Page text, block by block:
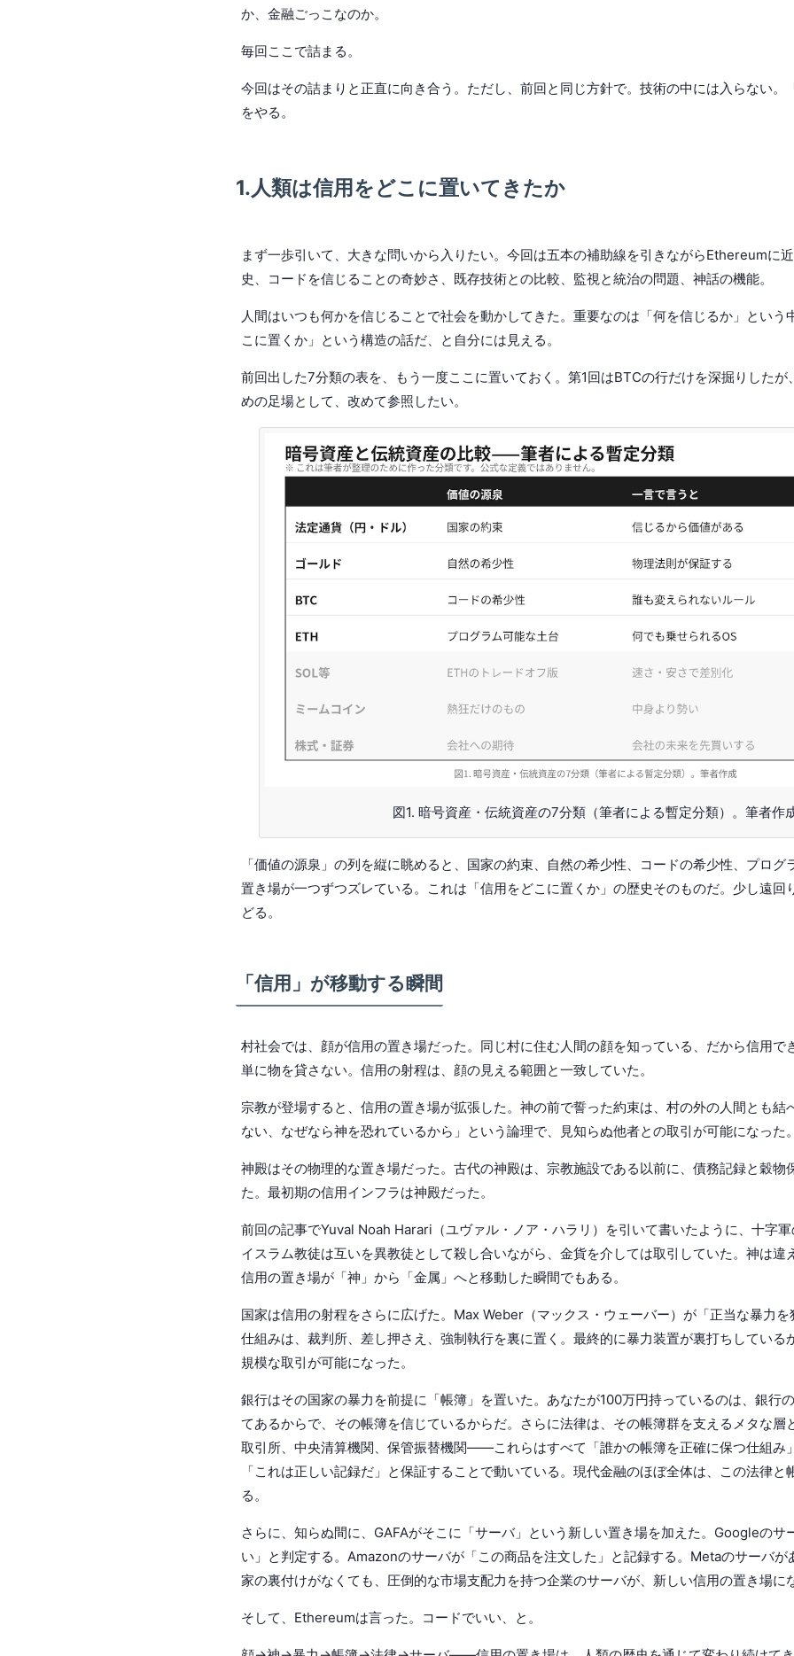
か、金融ごっこなのか。
毎回ここで詰まる。
今回はその詰まりと正直に向き合う。ただし、前回と同じ方針で。技術の中には入らない。
をやる。
1.人類は信用をどこに置いてきたか
まず一歩引いて、大きな問いから入りたい。今回は五本の補助線を引きながらEthereumに
史、コードを信じることの奇妙さ、既存技術との比較、監視と統治の問題、神話の機能。
人間はいつも何かを信じることで社会を動かしてきた。重要なのは「何を信じるか」という
こに置くか」という構造の話だ、と自分には見える。
前回出した7分類の表を、もう一度ここに置いておく。第1回はBTCの行だけを深掘りした
めの足場として、改めて参照したい。
図1. 暗号資産・伝統資産の7分類（筆者による暫定分類）。筆者作
「価値の源泉」の列を縦に眺めると、国家の約束、自然の希少性、コードの希少性、プロ
置き場が一つずつズレている。これは「信用をどこに置くか」の歴史そのものだ。少し遠回
どる。
「信用」が移動する瞬間
村社会では、顔が信用の置き場だった。同じ村に住む人間の顔を知っている、だから信用で
単に物を貸さない。信用の射程は、顔の見える範囲と一致していた。
宗教が登場すると、信用の置き場が拡張した。神の前で誓った約束は、村の外の人間とも結
ない、なぜなら神を恐れているから」という論理で、見知らぬ他者との取引が可能になった
神殿はその物理的な置き場だった。古代の神殿は、宗教施設である以前に、債務記録と穀物
た。最初期の信用インフラは神殿だった。
前回の記事でYuval Noah Harari（ユヴァル・ノア・ハラリ）を引いて書いたように、十字
イスラム教徒は互いを異教徒として殺し合いながら、金貨を介しては取引していた。神は違
信用の置き場が「神」から「金属」へと移動した瞬間でもある。
国家は信用の射程をさらに広げた。Max Weber（マックス・ウェーバー）が「正当な暴力
仕組みは、裁判所、差し押さえ、強制執行を裏に置く。最終的に暴力装置が裏打ちしている
規模な取引が可能になった。
銀行はその国家の暴力を前提に「帳簿」を置いた。あなたが100万円持っているのは、銀行
てあるからで、その帳簿を信じているからだ。さらに法律は、その帳簿群を支えるメタな層
取引所、中央清算機関、保管振替機関——これらはすべて「誰かの帳簿を正確に保つ仕組み
「これは正しい記録だ」と保証することで動いている。現代金融のほぼ全体は、この法律と
る。
さらに、知らぬ間に、GAFAがそこに「サーバ」という新しい置き場を加えた。Googleのサ
い」と判定する。Amazonのサーバが「この商品を注文した」と記録する。Metaのサーバが
家の裏付けがなくても、圧倒的な市場支配力を持つ企業のサーバが、新しい信用の置き場に
そして、Ethereumは言った。コードでいい、と。